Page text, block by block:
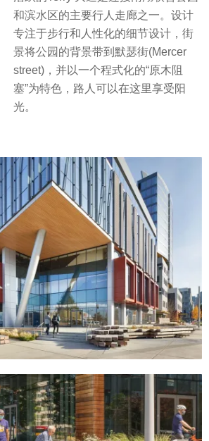
和滨水区的主要行人走廊之一。设计
专注于步行和人性化的细节设计，街
景将公园的背景带到默瑟街(Mercer
street)，并以一个程式化的“原木阻
塞”为特色，路人可以在这里享受阳
光。